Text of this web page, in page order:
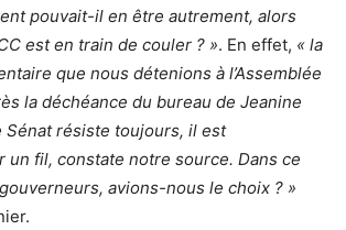
pouvait-il en être autrement, alors
est en train de couler ? ». En effet, « la
que nous détenions à l’Assemblée
la déchéance du bureau de Jeanine
Sénat résiste toujours, il est
un fil, constate notre source. Dans ce
avions-nous le choix ? »